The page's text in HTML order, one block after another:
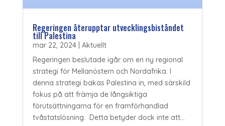
Regeringen återupptar utvecklingsbiståndet
till Palestina
mar 22, 2024| Aktuellt
Regeringen beslutade igår om en ny regional
strategi för Mellanöstern och Nordafrika. I
denna strategi bakas Palestina in, med särskild
fokus på att främja de långsiktiga
förutsättningarna för en framförhandlad
tvåstatslösning. Detta betyder dock inte att...